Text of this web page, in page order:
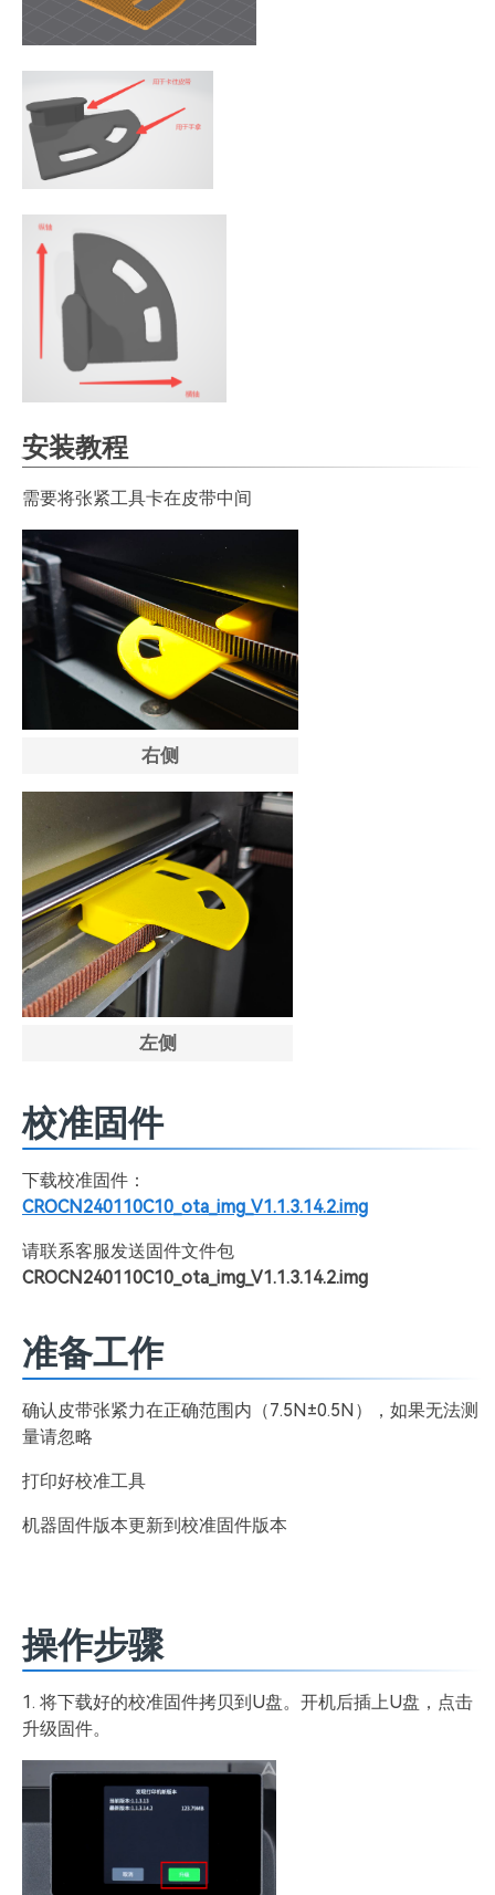
安装教程
需要将张紧工具卡在皮带中间
右侧
左侧
校准固件
下载校准固件：
CROCN240110C10_ota_img_V1.1.3.14.2.img
请联系客服发送固件文件包
CROCN240110C10_ota_img_V1.1.3.14.2.img
准备工作
确认皮带张紧力在正确范围内（7.5N±0.5N），如果无法测
量请忽略
打印好校准工具
机器固件版本更新到校准固件版本
操作步骤
1. 将下载好的校准固件拷贝到U盘。开机后插上U盘，点击
升级固件。